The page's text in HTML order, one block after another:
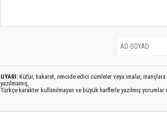
UYARI: Küfür, hakaret, rencide edici cümleler veya imalar, inançlara
yazılmamış,
Türkçe karakter kullanılmayan ve büyük harflerle yazılmış yorumlar